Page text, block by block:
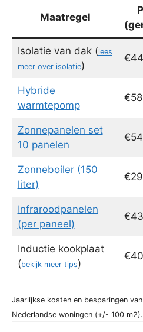
Maatregel
Isolatie van dak (lees
meer over isolatie)
Hybride
warmtepomp
Zonnepanelen set
10 panelen
Zonneboiler (150
liter)
Infraroodpanelen
(per paneel)
Inductie kookplaat
(bekijk meer tips)
Jaarlijkse kosten en besparingen
Nederlandse woningen (+/- 100 m2).